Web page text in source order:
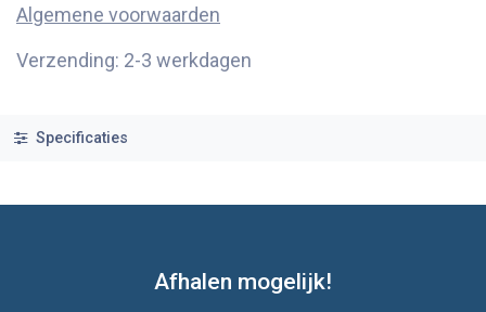
Algemene voorwaarden
Verzending: 2-3 werkdagen
Specificaties
Afhalen mogelijk!